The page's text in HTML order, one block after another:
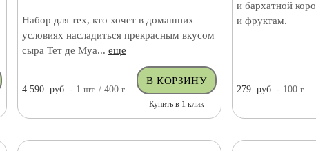
Набор для тех, кто хочет в домашних
условиях насладиться прекрасным вкусом
сыра Тет де Муа... еще
4 590 руб. - 1 шт./ 400 г
Купить в 1 клик
и бархатной
и фруктам.
279 руб. - 100г